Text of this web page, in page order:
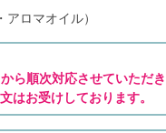
ロマオイル）
ら順次対応させていただき
はお受けしております。